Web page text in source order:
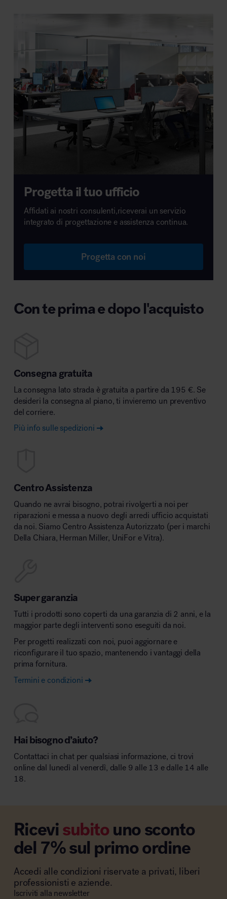
Progetta il tuo ufficio
Affidati ai nostri consulenti,riceverai un servizio
integrato di progettazione e assistenza continua.
Progetta con noi
Con te prima e dopo l'acquisto
Consegna gratuita
La consegna lato strada è gratuita a partire da 195 €. Se
desideri la consegna al piano, ti invieremo un preventivo
del corriere.
Più info sulle spedizioni
Centro Assistenza
Quando ne avrai bisogno, potrai rivolgerti a noi per
riparazioni e messa a nuovo degli arredi ufficio acquistati
da noi. Siamo Centro Assistenza Autorizzato (per i marchi
Della Chiara, Herman Miller, UniFor e Vitra).
Super garanzia
Tutti i prodotti sono coperti da una garanzia di 2 anni, e la
maggior parte degli interventi sono eseguiti da noi.
Per progetti realizzati con noi, puoi aggiornare e
riconfigurare il tuo spazio, mantenendo i vantaggi della
prima fornitura.
Termini e condizioni
Hai bisogno d’aiuto?
Contattaci in chat per qualsiasi informazione, ci trovi
online dal lunedì al venerdì, dalle 9 alle 13 e dalle 14 alle
18.
Ricevisubitouno sconto
del 7% sul primo ordine
Accedi alle condizioni riservate a privati, liberi
professionisti e aziende.
Iscriviti alla newsletter